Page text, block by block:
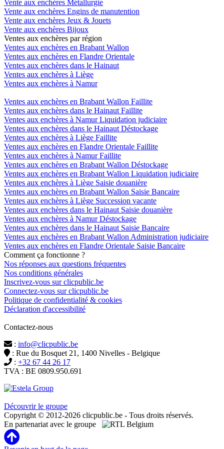
Vente aux enchères Métallurgie
Vente aux enchères Engins de manutention
Vente aux enchères Jeux & Jouets
Vente aux enchères Bijoux
Ventes aux enchères par région
Ventes aux enchères en Brabant Wallon
Ventes aux enchères en Flandre Orientale
Ventes aux enchères dans le Hainaut
Ventes aux enchères à Liège
Ventes aux enchères à Namur
Ventes aux enchères en Brabant Wallon Faillite
Ventes aux enchères dans le Hainaut Faillite
Ventes aux enchères à Namur Liquidation judiciaire
Ventes aux enchères dans le Hainaut Déstockage
Ventes aux enchères à Liège Faillite
Ventes aux enchères en Flandre Orientale Faillite
Ventes aux enchères à Namur Faillite
Ventes aux enchères en Brabant Wallon Déstockage
Ventes aux enchères en Brabant Wallon Liquidation judiciaire
Ventes aux enchères à Liège Saisie douanière
Ventes aux enchères en Brabant Wallon Saisie Bancaire
Ventes aux enchères à Liège Succession vacante
Ventes aux enchères dans le Hainaut Saisie douanière
Ventes aux enchères à Namur Déstockage
Ventes aux enchères dans le Hainaut Saisie Bancaire
Ventes aux enchères en Brabant Wallon Administration judiciaire
Ventes aux enchères en Flandre Orientale Saisie Bancaire
Comment ça fonctionne ?
Nos réponses aux questions fréquentes
Nos conditions générales
Inscrivez-vous sur clicpublic.be
Connectez-vous sur clicpublic.be
Politique de confidentialité & cookies
Déclaration d'accessibilité
Contactez-nous
: info@clicpublic.be
: Rue du Bosquet 21, 1400 Nivelles - Belgique
: +32 67 44 26 17
TVA : BE 0809.950.691
Découvrir le groupe
Copyright © 2012-2026 clicpublic.be - Tous droits réservés.
En partenariat avec le groupe